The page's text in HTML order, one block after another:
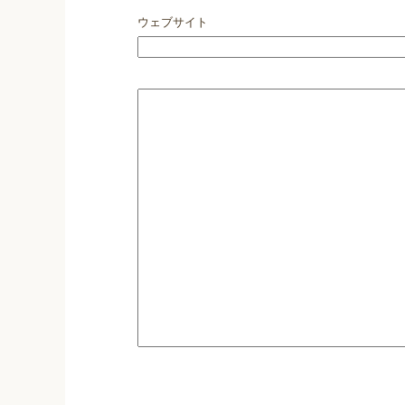
ウェブサイト